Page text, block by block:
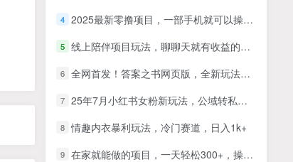
4 2025最新零撸项目，一部手机就可以操作，20秒一单，零投入纯薅羊毛，无门槛，一天200+【揭秘】
5 线上陪伴项目玩法，聊聊天就有收益的项目，一个月收益5000+
6 全网首发！答案之书网页版，全新玩法，搭配文档和网页，日入1k+零门槛小白首选副业
7 25年7月小红书女粉新玩法，公域转私域变现，日轻松变现2张+，5分钟简单复制好上手
8 情趣内衣暴利玩法，冷门赛道，日入1k+
9 在家就能做的项目，一天轻松300+，操作简单上手快